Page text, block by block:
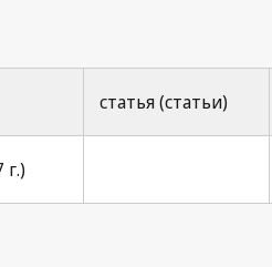
статья (статьи)
г.)